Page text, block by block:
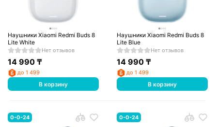
Наушники Xiaomi Redmi Buds 8
Lite White
Нет отзывов
14 990₸
до 1 499
В корзину
Наушники Xiaomi Redmi Buds 8
Lite Blue
Нет отзывов
14 990 ₸
до 1 499
В корзину
0-0-24 0-0-24